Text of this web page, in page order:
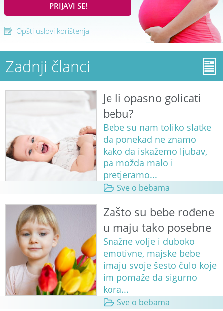
PRIJAVI SE!
Opšti uslovi korištenja
Zadnji članci
Je li opasno golicati
bebu?
Bebe su nam toliko slatke
da ponekad ne znamo
kako da iskažemo ljubav,
pa možda malo i
pretjeramo...
Sve o bebama
Zašto su bebe rođene
u maju tako posebne
Snažne volje i duboko
emotivne, majske bebe
imaju svoje šesto čulo koje
im pomaže da sigurno
kora...
Sve o bebama